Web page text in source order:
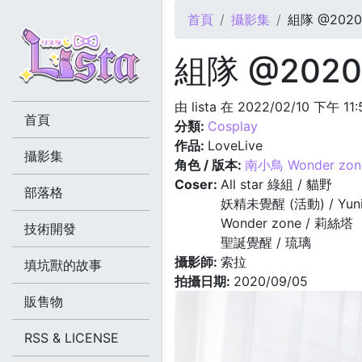
您在這裡
首頁 攝影集 組隊
組隊
由 lista 在 2022/02/10 下午
分類: Cosplay
作品: LoveLive
角色 / 版本: 南小鳥 Wonder
Coser: All star 綠組 / 貓野
妖精未覺醒 (活動) /
Wonder zone / 莉絲塔
聖誕覺醒 / 琉璃
攝影師: 索拉
拍攝日期: 2020/09/05
首頁
攝影集
部落格
技術開發
填坑獸的故事
販售物
RSS & LICENSE